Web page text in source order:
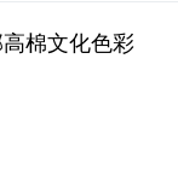
棉文化色彩